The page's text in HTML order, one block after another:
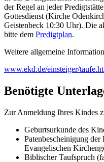
der Regel an jeder
Gottesdienst (Kirche
Geistenbeck 10:30 Uhr). Die
bitte dem Predigtplan.
Weitere allgemeine
www.ekd.de/einsteiger/
Benötigte
Zur Anmeldung Ihres Kindes
Geburtsurkunde des
Patenbescheinigung der
Evangelischen
Biblischer Taufspruch